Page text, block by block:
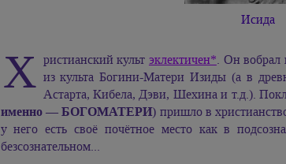
Исида
Х ристианский культ эклектичен*. Он вобрал
из культа Богини-Матери Изиды (а в
Астарта, Кибела, Дэви, Шехина и т.д.).
именно — БОГОМАТЕРИ) пришло в
у него есть своё почётное место как в
безсознательном...